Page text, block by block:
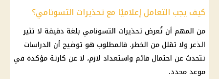
كيف يجب التعامل إعلاميًا مع تحذيرات التسونامي؟
من المهم أن تُعرض تحذيرات التسونامي بلغة دقيقة لا تثير
الذعر ولا تقلل من الخطر. فالمطلوب هو توضيح أن الدراسات
تتحدث عن احتمال قائم واستعداد لازم، لا عن كارثة مؤكدة في
موعد محدد.